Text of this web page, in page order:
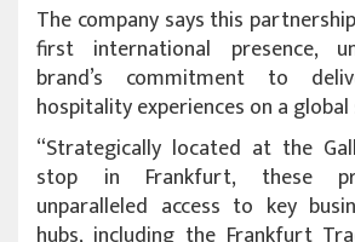
The company says this
first international presence,
brand’s commitment to
hospitality experiences on a global
“Strategically located at the
stop in Frankfurt, these
unparalleled access to key